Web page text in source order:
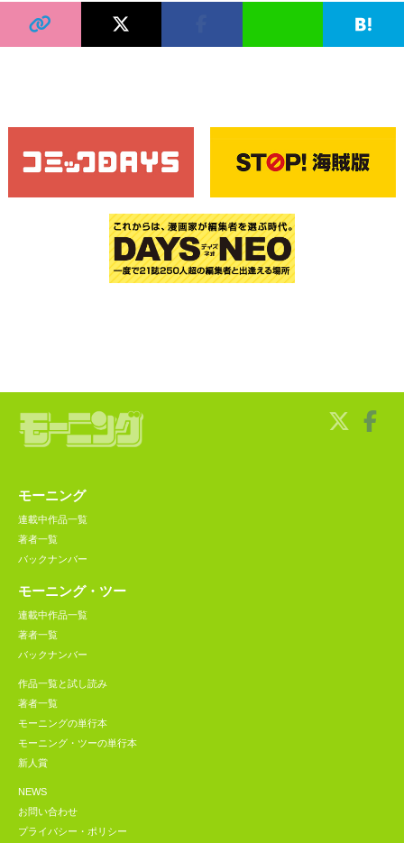
モーニング
連載中作品一覧
著者一覧
バックナンバー
モーニング・ツー
連載中作品一覧
著者一覧
バックナンバー
作品一覧と試し読み
著者一覧
モーニングの単行本
モーニング・ツーの単行本
新人賞
NEWS
お問い合わせ
プライバシー・ポリシー